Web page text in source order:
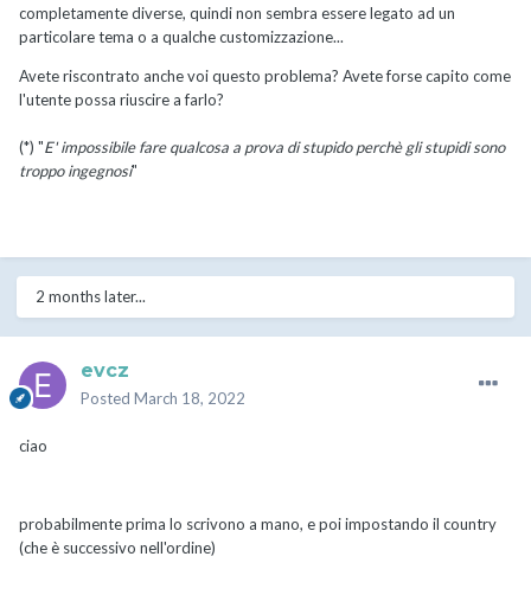
completamente diverse, quindi non sembra essere legato ad un
particolare tema o a qualche customizzazione...
Avete riscontrato anche voi questo problema? Avete forse capito come
l'utente possa riuscire a farlo?
(*) "E' impossibile fare qualcosa a prova di stupido perchè gli stupidi sono
troppo ingegnosi"
2 months later...
evcz
Posted March 18, 2022
ciao
probabilmente prima lo scrivono a mano, e poi impostando il country
(che è successivo nell'ordine)